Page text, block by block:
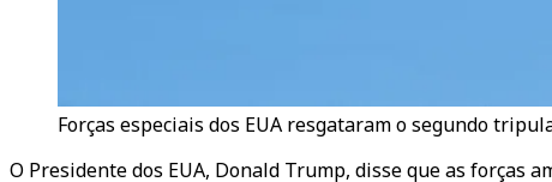
Forças especiais dos EUA resgataram o segundo
O Presidente dos EUA, Donald Trump, disse que as forças